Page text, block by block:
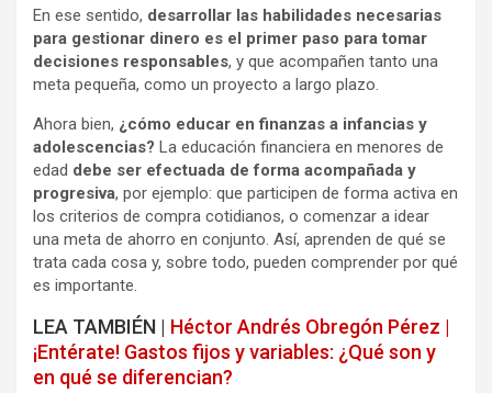
En ese sentido, desarrollar las habilidades necesarias
para gestionar dinero es el primer paso para tomar
decisiones responsables, y que acompañen tanto una
meta pequeña, como un proyecto a largo plazo.
Ahora bien, ¿cómo educar en finanzas a infancias y
adolescencias? La educación financiera en menores de
edad debe ser efectuada de forma acompañada y
progresiva, por ejemplo: que participen de forma activa en
los criterios de compra cotidianos, o comenzar a idear
una meta de ahorro en conjunto. Así, aprenden de qué se
trata cada cosa y, sobre todo, pueden comprender por qué
es importante.
LEA TAMBIÉN | Héctor Andrés Obregón Pérez |
¡Entérate! Gastos fijos y variables: ¿Qué son y
en qué se diferencian?